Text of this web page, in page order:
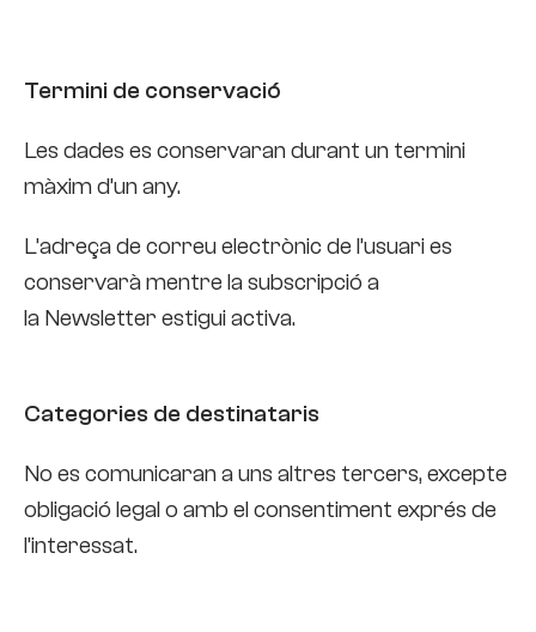
Termini de conservació
Les dades es conservaran durant un termini
màxim d’un any.
L’adreça de correu electrònic de l’usuari es
conservarà mentre la subscripció a
la Newsletter estigui activa.
Categories de destinataris
No es comunicaran a uns altres tercers, excepte
obligació legal o amb el consentiment exprés de
l’interessat.